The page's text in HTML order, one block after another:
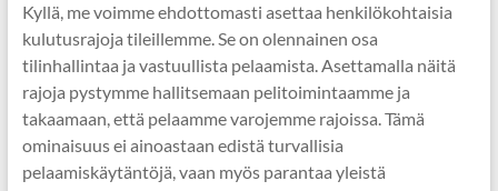
Kyllä, me voimme ehdottomasti asettaa henkilökohtaisia
kulutusrajoja tileillemme. Se on olennainen osa
tilinhallintaa ja vastuullista pelaamista. Asettamalla näitä
rajoja pystymme hallitsemaan pelitoimintaamme ja
takaamaan, että pelaamme varojemme rajoissa. Tämä
ominaisuus ei ainoastaan edistä turvallisia
pelaamiskäytäntöjä, vaan myös parantaa yleistä